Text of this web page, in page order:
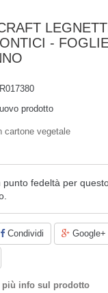
-
prodotto
cartone vegetale
punto fedeltà per
Condividi Google+
più info sul prodotto